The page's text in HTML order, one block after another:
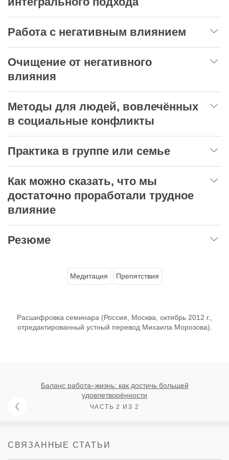
Работа с негативным влиянием
Очищение от негативного
влияния
Методы для людей, вовлечённых
в социальные конфликты
Практика в группе или семье
Как можно сказать, что мы
достаточно проработали трудное
влияние
Резюме
Медитация Препятствия
Расшифровка семинара (Россия, Москва, октябрь 2012 г.,
отредактированный устный перевод Михаила Морозова).
Баланс работа–жизнь: как достичь большей
удовлетворённости
ЧАСТЬ 2 ИЗ 2
СВЯЗАННЫЕ СТАТЬИ